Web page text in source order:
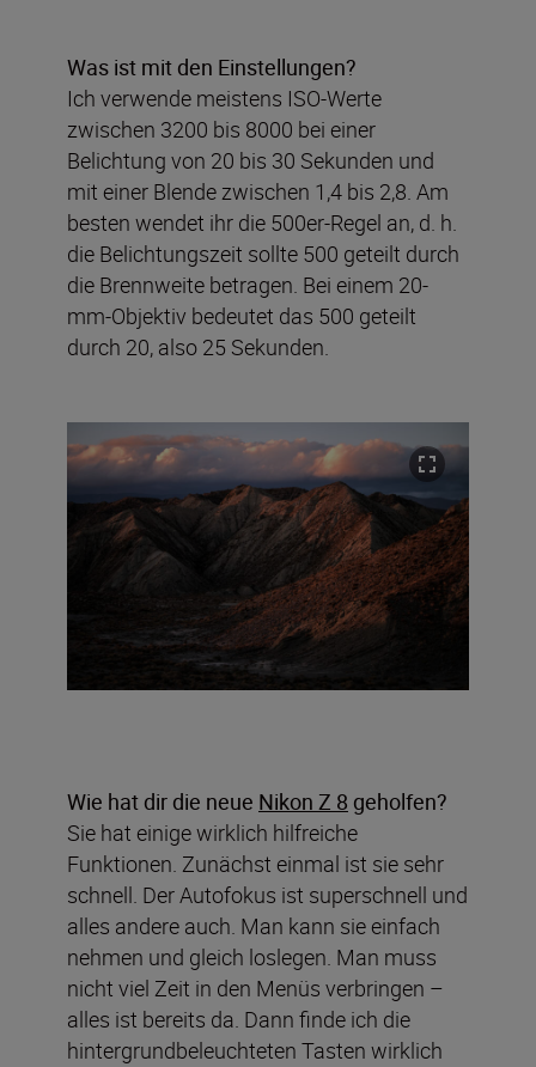
Was ist mit den Einstellungen?
Ich verwende meistens ISO-Werte
zwischen 3200 bis 8000 bei einer
Belichtung von 20 bis 30 Sekunden und
mit einer Blende zwischen 1,4 bis 2,8. Am
besten wendet ihr die 500er-Regel an, d. h.
die Belichtungszeit sollte 500 geteilt durch
die Brennweite betragen. Bei einem 20-
mm-Objektiv bedeutet das 500 geteilt
durch 20, also 25 Sekunden.
Wie hat dir die neue Nikon Z 8 geholfen?
Sie hat einige wirklich hilfreiche
Funktionen. Zunächst einmal ist sie sehr
schnell. Der Autofokus ist superschnell und
alles andere auch. Man kann sie einfach
nehmen und gleich loslegen. Man muss
nicht viel Zeit in den Menüs verbringen –
alles ist bereits da. Dann finde ich die
hintergrundbeleuchteten Tasten wirklich